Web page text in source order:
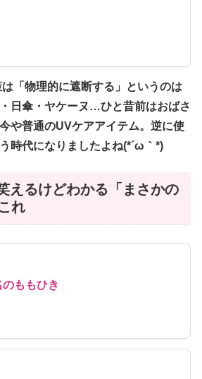
「物理的に遮断する」というのは
日傘・ヤケーヌ…ひと昔前はおばさ
や普通のUVケアアイテム。逆に使
時代になりましたよね(*´ω｀*)
えるけどわかる「まさかの
れ
ももひき